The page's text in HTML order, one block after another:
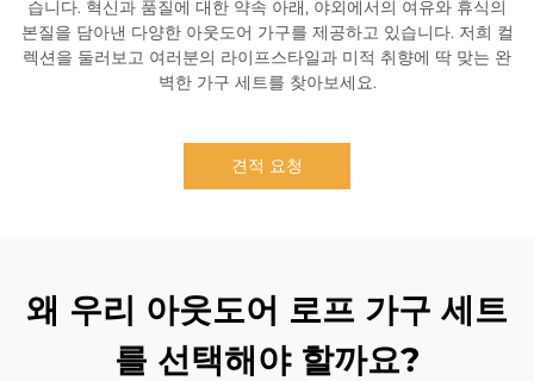
습니다. 혁신과 품질에 대한 약속 아래, 야외에서의 여유와 휴식의
본질을 담아낸 다양한 아웃도어 가구를 제공하고 있습니다. 저희 컬
렉션을 둘러보고 여러분의 라이프스타일과 미적 취향에 딱 맞는 완
벽한 가구 세트를 찾아보세요.
견적 요청
왜 우리 아웃도어 로프 가구 세트
를 선택해야 할까요?